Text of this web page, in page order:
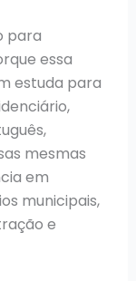
para
essa
estuda para
mesmas
em
municipais,
e